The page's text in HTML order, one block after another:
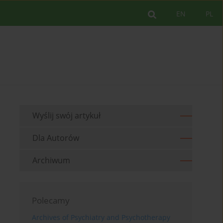
PL
EN
Wyślij swój artykuł
Dla Autorów
Archiwum
Polecamy
Archives of Psychiatry and Psychotherapy